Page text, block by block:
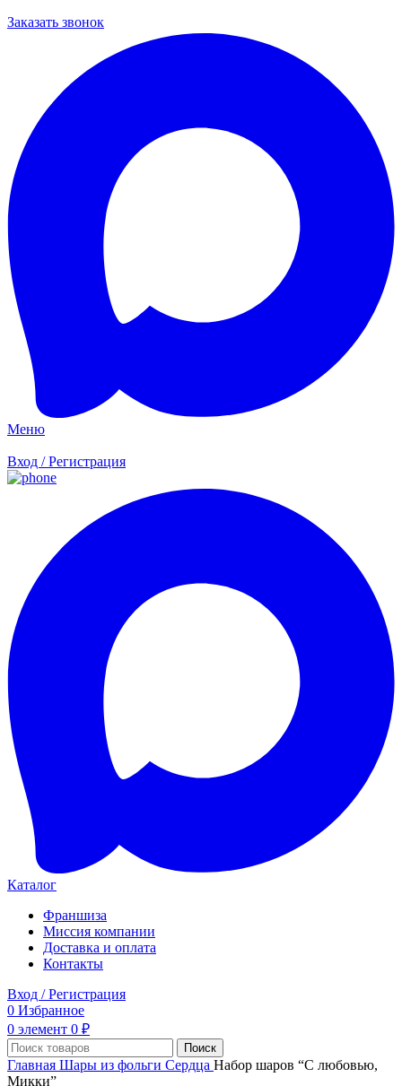
Заказать звонок
Меню
Вход / Регистрация
Каталог
Франшиза
Миссия компании
Доставка и оплата
Контакты
Вход / Регистрация
0 Избранное
0 элемент 0 ₽
Поиск
Главная Шары из фольги Сердца Набор шаров “С любовью,
Микки”